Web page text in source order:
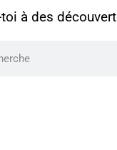
toi à des